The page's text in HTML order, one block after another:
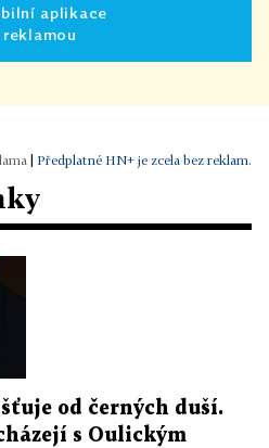
aplikace
reklamou
Předplatné HN+ je zcela bez reklam.
od černých duší.
s Oulickým